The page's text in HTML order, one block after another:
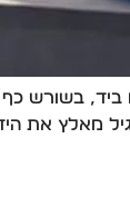
בשורש
מאלץ את